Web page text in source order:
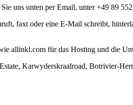
uns unten per Email, unter +49 89
faxt oder eine E-Mail schreibt,
allinkl.com für das Hosting und die
Karwyderskraalroad, Botrivier-